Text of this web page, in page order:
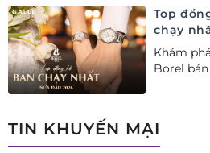
Top
chạy
Khám
Borel
TIN KHUYẾN MẠI